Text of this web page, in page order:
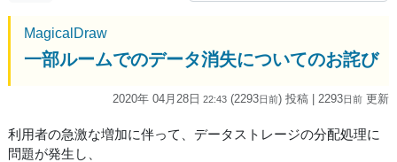
MagicalDraw
一部ルームでのデータ消失についてのお詫び
2020年 04月28日 22:43 (2293日前) 投稿 | 2293日前 更新
利用者の急激な増加に伴って、データストレージの分配処理に
問題が発生し、